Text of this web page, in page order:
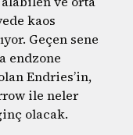
kaos
Geçen sene
endzone
Endries’in,
ile neler
olacak.